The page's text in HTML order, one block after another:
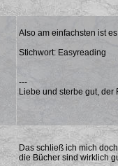
Also am einfachsten ist
Stichwort: Easyreading
---
Liebe und sterbe gut, der
Das schließ ich mich
die Bücher sind wirklich